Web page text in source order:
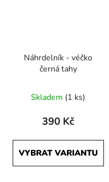
Náhrdelník - véčko
černá tahy
Skladem (1 ks)
390 Kč
VYBRAT VARIANTU